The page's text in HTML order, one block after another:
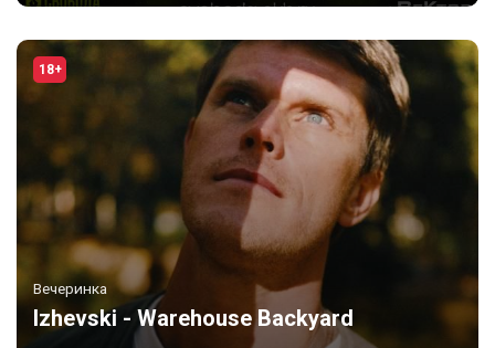
18+
Вечеринка
Izhevski - Warehouse Backyard